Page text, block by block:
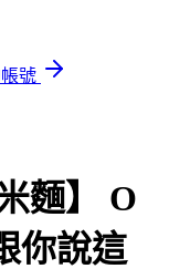
號
麵】 O
你說這